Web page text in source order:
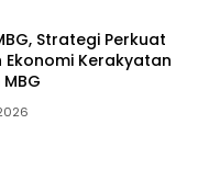
Strategi Perkuat
Kerakyatan